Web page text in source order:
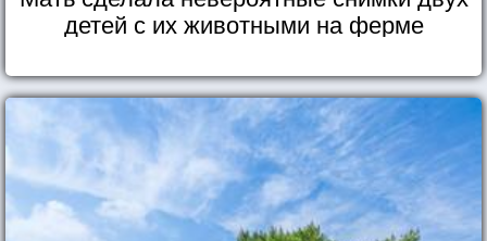
детей с их животными на ферме